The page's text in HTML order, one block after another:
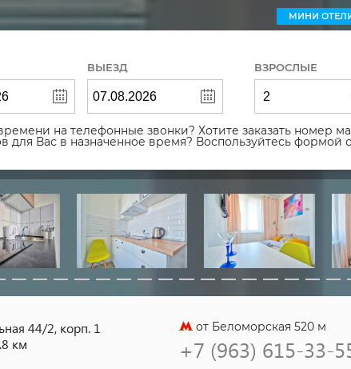
МИНИ
ВЫЕЗД ВЗРОСЛЫЕ
на телефонные звонки? Хотите заказать номер
для Вас в назначенное время? Воспользуйтесь
44/2, корп. 1
км
от Беломорская 520 м
+7 (963) 615-33-